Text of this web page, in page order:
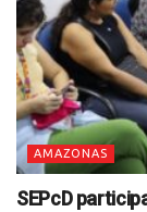
AMAZONAS
SEPcD